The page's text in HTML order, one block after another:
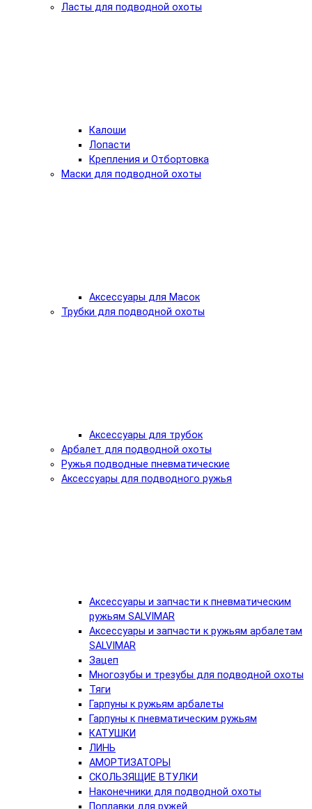
Ласты для подводной охоты
Калоши
Лопасти
Крепления и Отбортовка
Маски для подводной охоты
Аксессуары для Масок
Трубки для подводной охоты
Аксессуары для трубок
Арбалет для подводной охоты
Ружья подводные пневматические
Аксессуары для подводного ружья
Аксессуары и запчасти к пневматическим
ружьям SALVIMAR
Аксессуары и запчасти к ружьям арбалетам
SALVIMAR
Зацеп
Многозубы и трезубы для подводной охоты
Тяги
Гарпуны к ружьям арбалеты
Гарпуны к пневматическим ружьям
КАТУШКИ
ЛИНЬ
АМОРТИЗАТОРЫ
СКОЛЬЗЯЩИЕ ВТУЛКИ
Наконечники для подводной охоты